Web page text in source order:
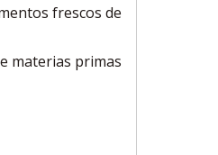
frescos de
materias primas